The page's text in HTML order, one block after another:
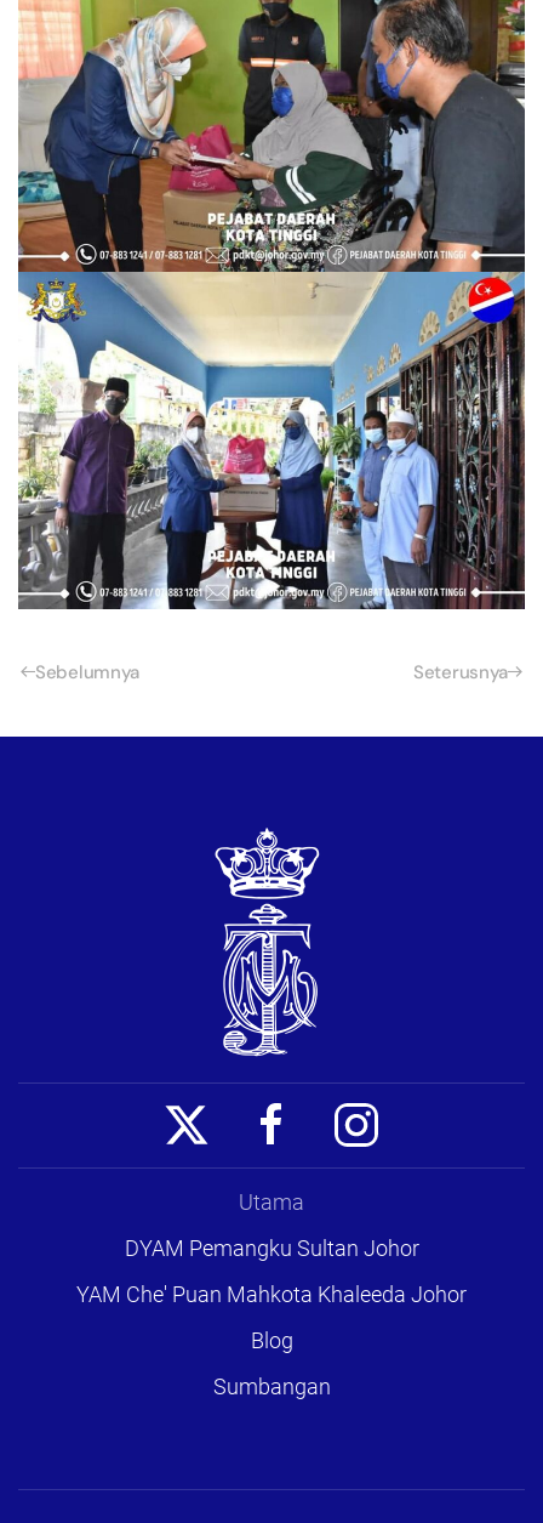
Sebelumnya Seterusnya
Utama
DYAM Pemangku Sultan Johor
YAM Che' Puan Mahkota Khaleeda Johor
Blog
Sumbangan